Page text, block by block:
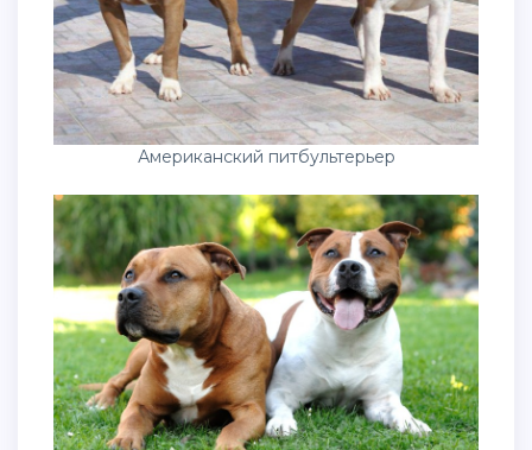
Американский питбультерьер